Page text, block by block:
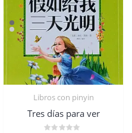
Libros con pinyin
Tres días para ver